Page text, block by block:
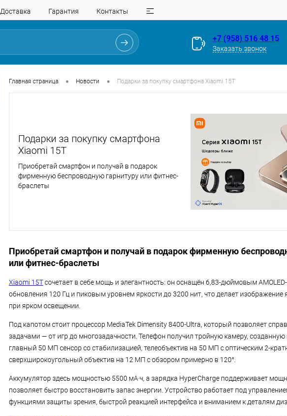
Доставка Гарантия Контакты
+7 (958) 516 48 15
Заказать звонок
Главная страница • Новости • Подарки за покупку смартфона Xiaomi 15T
Подарки за покупку смартфона
Xiaomi 15T
Приобретай смартфон и получай в подарок
фирменную беспроводную гарнитуру или фитнес-
браслеты
Приобретай смартфон и получай в подарок фирменную
или фитнес-браслеты
Xiaomi 15Tсочетает в себе мощь и элегантность: он оснащён 6,83-дюймовым
обновления 120 Гц и пиковым уровнем яркости до 3200 нит, что делает изображение
при ярком освещении.
Под капотом стоит процессор MediaTek Dimensity 8400-Ultra, который позволяет
задачами — от игр до многозадачности. Телефон получил тройную камеру, созданную
главный 50 МП сенсор со стабилизацией, телеобъектив на 50 МП с оптическим 2-
сверхширокоугольный объектив на 12 МП с обзором примерно в 120°.
Аккумулятор здесь мощностью 5500 мА·ч, а зарядка HyperCharge поддерживает
позволяет быстро восстановить запас энергии. Устройство работает под
функциями защиты зрения, быстрой реакцией интерфейса и вниманием к деталям